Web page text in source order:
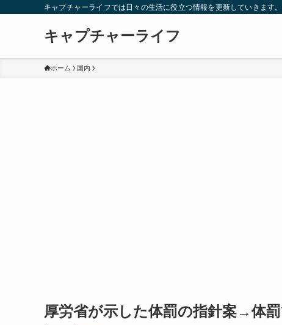
キャプチャーライフでは日々の生活に役立つ情報を更新していきま
キャプチャーライフ
ホーム 国内
厚労省が示した体罰の指針案→体